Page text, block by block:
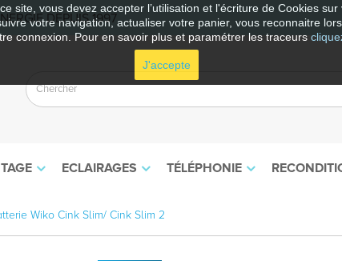
site, vous devez accepter l’utilisation et l'écriture de Cookies
votre navigation, actualiser votre panier, vous reconnaitre
connexion. Pour en savoir plus et paramétrer les traceurs
J'accepte
DEPUIS 1997
ECLAIRAGES TÉLÉPHONIE
Wiko Cink Slim/ Cink Slim 2